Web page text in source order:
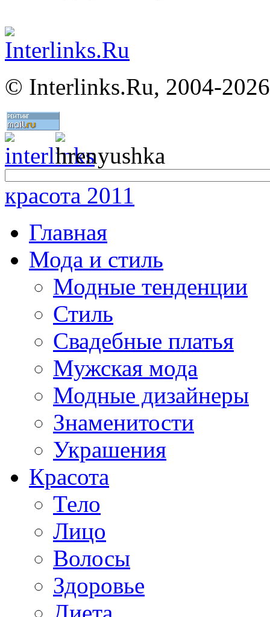
© Interlinks.Ru, 2004-2026
красота 2011
Главная
Мода и стиль
Модные тенденции
Стиль
Свадебные платья
Мужская мода
Модные дизайнеры
Знаменитости
Украшения
Красота
Тело
Лицо
Волосы
Здоровье